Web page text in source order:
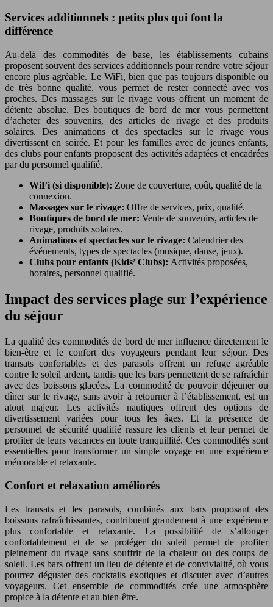
Services additionnels : petits plus qui font la
différence
Au-delà des commodités de base, les établissements cubains
proposent souvent des services additionnels pour rendre votre séjour
encore plus agréable. Le WiFi, bien que pas toujours disponible ou
de très bonne qualité, vous permet de rester connecté avec vos
proches. Des massages sur le rivage vous offrent un moment de
détente absolue. Des boutiques de bord de mer vous permettent
d’acheter des souvenirs, des articles de rivage et des produits
solaires. Des animations et des spectacles sur le rivage vous
divertissent en soirée. Et pour les familles avec de jeunes enfants,
des clubs pour enfants proposent des activités adaptées et encadrées
par du personnel qualifié.
WiFi (si disponible): Zone de couverture, coût, qualité de la
connexion.
Massages sur le rivage: Offre de services, prix, qualité.
Boutiques de bord de mer: Vente de souvenirs, articles de
rivage, produits solaires.
Animations et spectacles sur le rivage: Calendrier des
événements, types de spectacles (musique, danse, jeux).
Clubs pour enfants (Kids’ Clubs): Activités proposées,
horaires, personnel qualifié.
Impact des services plage sur l’expérience
du séjour
La qualité des commodités de bord de mer influence directement le
bien-être et le confort des voyageurs pendant leur séjour. Des
transats confortables et des parasols offrent un refuge agréable
contre le soleil ardent, tandis que les bars permettent de se rafraîchir
avec des boissons glacées. La commodité de pouvoir déjeuner ou
dîner sur le rivage, sans avoir à retourner à l’établissement, est un
atout majeur. Les activités nautiques offrent des options de
divertissement variées pour tous les âges. Et la présence de
personnel de sécurité qualifié rassure les clients et leur permet de
profiter de leurs vacances en toute tranquillité. Ces commodités sont
essentielles pour transformer un simple voyage en une expérience
mémorable et relaxante.
Confort et relaxation améliorés
Les transats et les parasols, combinés aux bars proposant des
boissons rafraîchissantes, contribuent grandement à une expérience
plus confortable et relaxante. La possibilité de s’allonger
confortablement et de se protéger du soleil permet de profiter
pleinement du rivage sans souffrir de la chaleur ou des coups de
soleil. Les bars offrent un lieu de détente et de convivialité, où vous
pourrez déguster des cocktails exotiques et discuter avec d’autres
voyageurs. Cet ensemble de commodités crée une atmosphère
propice à la détente et au bien-être.